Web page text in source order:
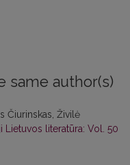
same author(s)
Čiurinskas, Živilė
Lietuvos literatūra: Vol. 50